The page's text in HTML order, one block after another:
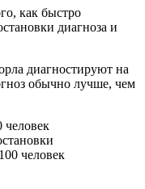
как быстро
диагноза и
диагностируют на
обычно лучше, чем
человек